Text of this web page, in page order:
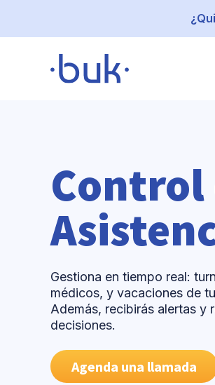
Control
Gestiona en tiempo real:
médicos, y vacaciones de
Además, recibirás alertas y
decisiones.
Agenda una llamada